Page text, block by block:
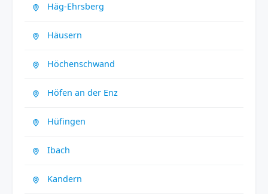
Häg-Ehrsberg
Häusern
Höchenschwand
Höfen an der Enz
Hüfingen
Ibach
Kandern